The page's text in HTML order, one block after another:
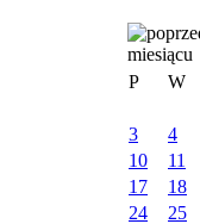
P
W
3
4
10
11
17
18
24
25